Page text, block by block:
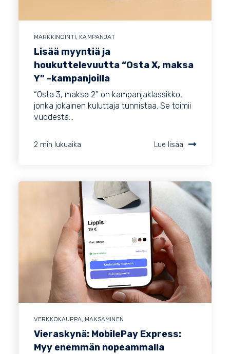
MARKKINOINTI KAMPANJAT
Lisää myyntiä ja
houkuttelevuutta “Osta X, maksa
Y” -kampanjoilla
“Osta 3, maksa 2” on kampanjaklassikko,
jonka jokainen kuluttaja tunnistaa. Se toimii
vuodesta...
2 min lukuaika Lue lisää
VERKKOKAUPPA MAKSAMINEN
Vieraskynä: MobilePay Express:
Myy enemmän nopeammalla